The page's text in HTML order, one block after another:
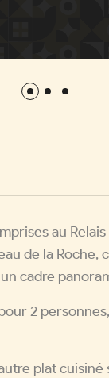
au
de la
cadre
2
plat cuisiné